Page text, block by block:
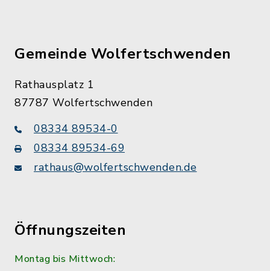
Gemeinde Wolfertschwenden
Rathausplatz 1
87787 Wolfertschwenden
08334 89534-0
08334 89534-69
rathaus@wolfertschwenden.de
Öffnungszeiten
Montag bis Mittwoch: